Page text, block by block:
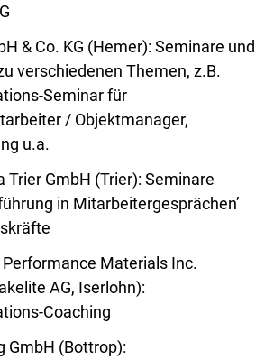
& Co. KG (Hemer): Seminare und
verschiedenen Themen, z.B.
Seminar für
/ Objektmanager,
u.a.
Trier GmbH (Trier): Seminare
in Mitarbeitergesprächen’
Materials Inc.
AG, Iserlohn):
Coaching
GmbH (Bottrop):